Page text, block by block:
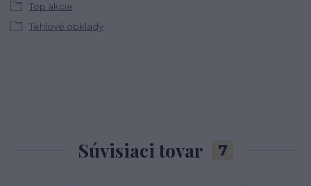
Top akcie
Tehlové obklady
Súvisiaci tovar 7